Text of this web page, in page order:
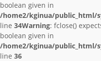
boolean given in
/home2/kginua/public_html/
line 34Warning: fclose()
boolean given in
/home2/kginua/public_html/
line 36